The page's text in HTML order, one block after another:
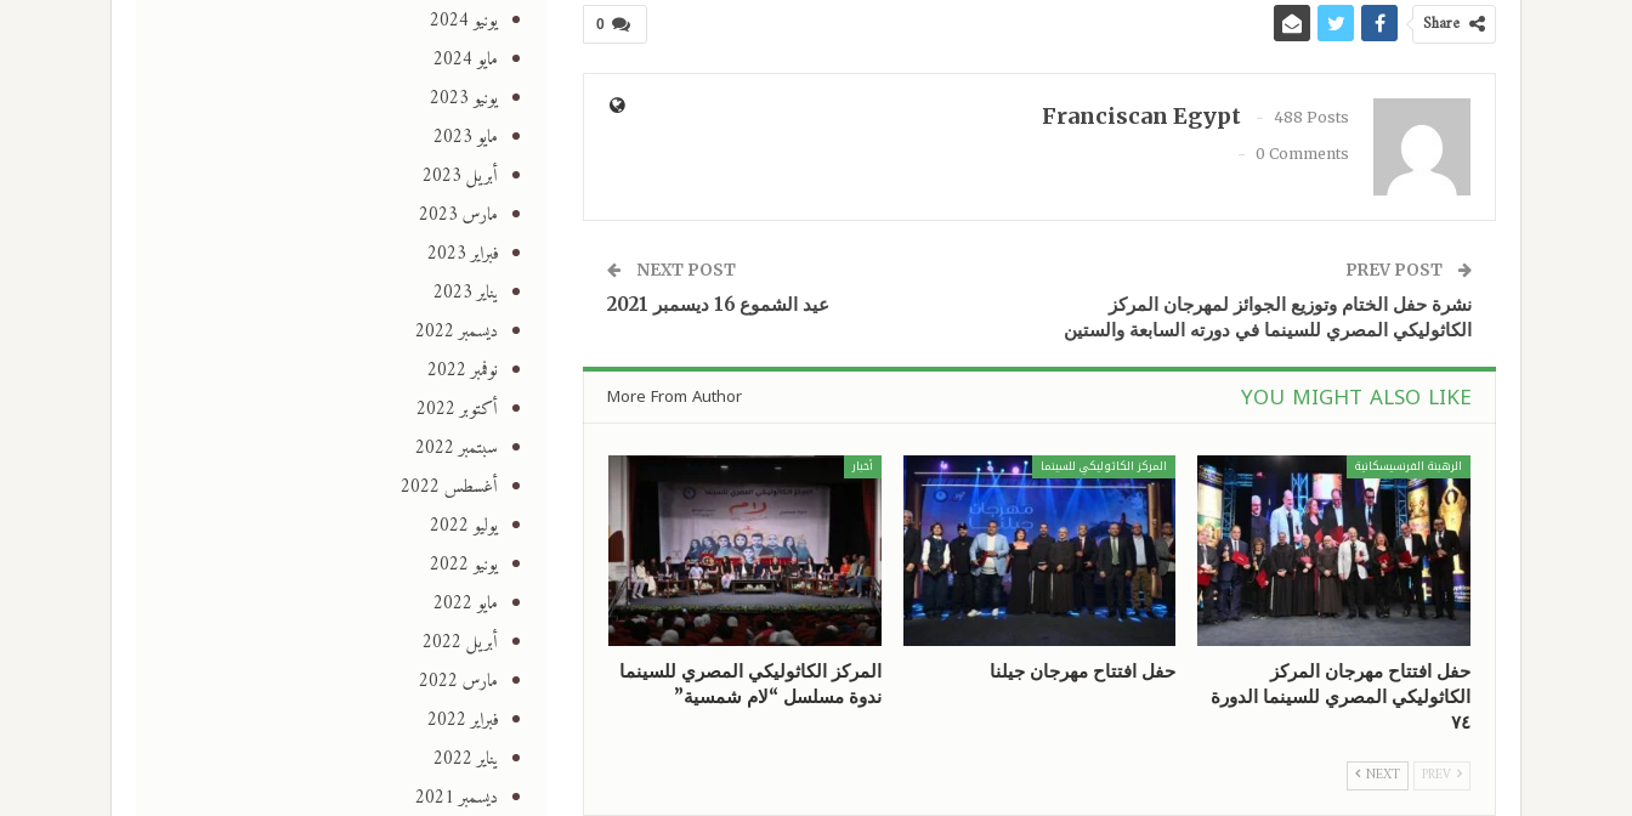
0 Share
Franciscan Egypt
488 Posts
0 Comments
نشرة حفل الختام وتوزيع الجوائز لمهرجان المركز
الكاثوليكي المصري للسينما في دورته السابعة والستين
NEXT POST
عيد الشموع 16 ديسمبر 2021
YOU MIGHT ALSO LIKE
More From Author
الرهبنة الفرنسيسكانية
حفل افتتاح مهرجان المركز
الكاثوليكي المصري للسينما الدورة
٧٤
المركز الكاثوليكي للسينما
حفل افتتاح مهرجان جيلنا
أخبار
المركز الكاثوليكي المصري للسينما
ندوة مسلسل “لام شمسية”
NEXT
يونيو 2024
مايو 2024
يونيو 2023
مايو 2023
أبريل 2023
مارس 2023
فبراير 2023
يناير 2023
ديسمبر 2022
نوفمبر 2022
أكتوبر 2022
سبتمبر 2022
أغسطس 2022
يوليو 2022
يونيو 2022
مايو 2022
أبريل 2022
مارس 2022
فبراير 2022
يناير 2022
ديسمبر 2021